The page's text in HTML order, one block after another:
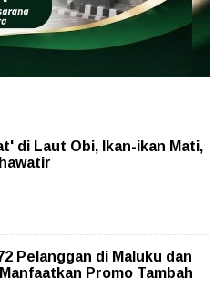
di Laut Obi, Ikan-ikan Mati,
Pelanggan di Maluku dan
Promo Tambah